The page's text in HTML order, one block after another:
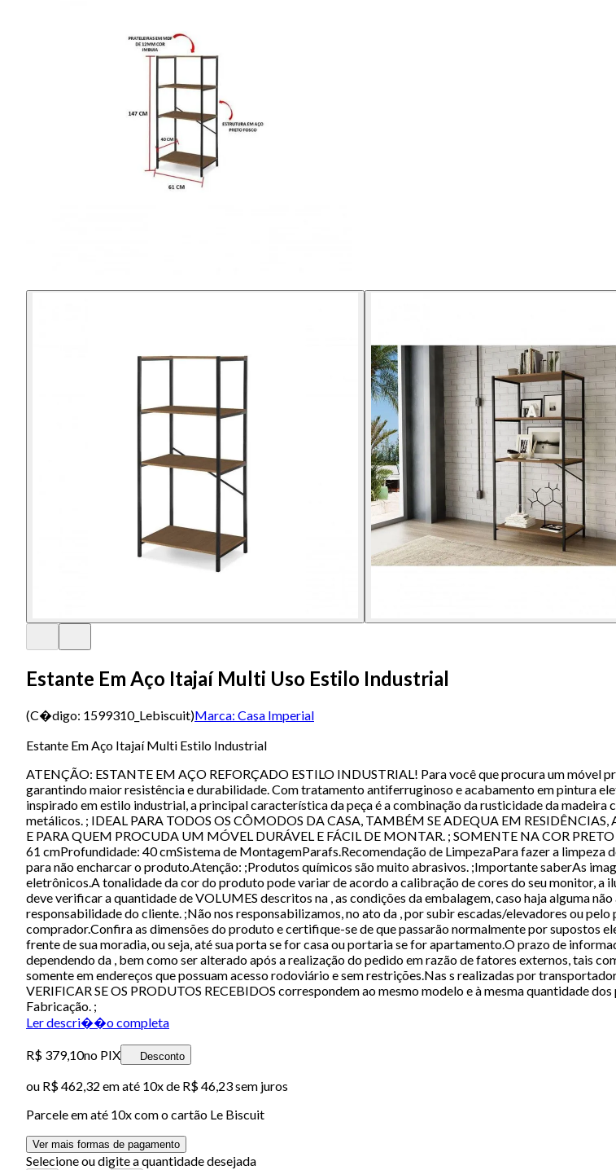
Estante Em Aço Itajaí Multi Uso Estilo Industrial
(C�digo: 1599310_Lebiscuit)Marca: Casa Imperial
Estante Em Aço Itajaí Multi Estilo Industrial
ATENÇÃO: ESTANTE EM AÇO REFORÇADO ESTILO INDUSTRIAL! Para você que procura um móvel
garantindo maior resistência e durabilidade. Com tratamento antiferruginoso e acabamento em pintura
inspirado em estilo industrial, a principal característica da peça é a combinação da rusticidade da
metálicos. ; IDEAL PARA TODOS OS CÔMODOS DA CASA, TAMBÉM SE ADEQUA EM
E PARA QUEM PROCUDA UM MÓVEL DURÁVEL E FÁCIL DE MONTAR. ; SOMENTE NA COR
61 cmProfundidade: 40 cmSistema de MontagemParafs.Recomendação de LimpezaPara fazer a
para não encharcar o produto.Atenção: ;Produtos químicos são muito abrasivos. ;Importante saberAs
eletrônicos.A tonalidade da cor do produto pode variar de acordo a calibração de cores do seu monitor, a
deve verificar a quantidade de VOLUMES descritos na , as condições da embalagem, caso haja alguma
responsabilidade do cliente. ;Não nos responsabilizamos, no ato da , por subir escadas/elevadores ou
comprador.Confira as dimensões do produto e certifique-se de que passarão normalmente por supostos
frente de sua moradia, ou seja, até sua porta se for casa ou portaria se for apartamento.O prazo de
dependendo da , bem como ser alterado após a realização do pedido em razão de fatores externos, tais
somente em endereços que possuam acesso rodoviário e sem restrições.Nas s realizadas por
VERIFICAR SE OS PRODUTOS RECEBIDOS correspondem ao mesmo modelo e à mesma quantidade
Fabricação. ;
Ler descri��o completa
R$ 379,10no PIX Desconto
ou R$ 462,32 em até 10x de R$ 46,23 sem juros
Parcele em até 10x com o cartão Le Biscuit
Ver mais formas de pagamento
Selecione ou digite a quantidade desejada